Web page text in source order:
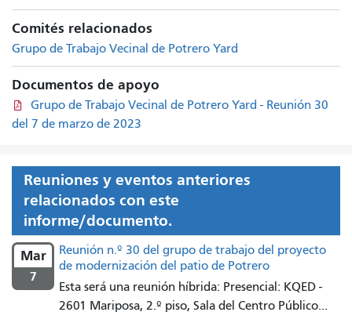
Comités relacionados
Grupo de Trabajo Vecinal de Potrero Yard
Documentos de apoyo
Grupo de Trabajo Vecinal de Potrero Yard - Reunión 30
del 7 de marzo de 2023
Reuniones y eventos anteriores
relacionados con este
informe/documento.
Mar
7
Reunión n.º 30 del grupo de trabajo del proyecto
de modernización del patio de Potrero
Esta será una reunión híbrida: Presencial: KQED -
2601 Mariposa, 2.º piso, Sala del Centro Público...